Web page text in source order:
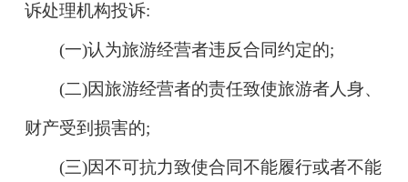
诉处理机构投诉:
(一)认为旅游经营者违反合同约定的;
(二)因旅游经营者的责任致使旅游者人身、
财产受到损害的;
(三)因不可抗力致使合同不能履行或者不能